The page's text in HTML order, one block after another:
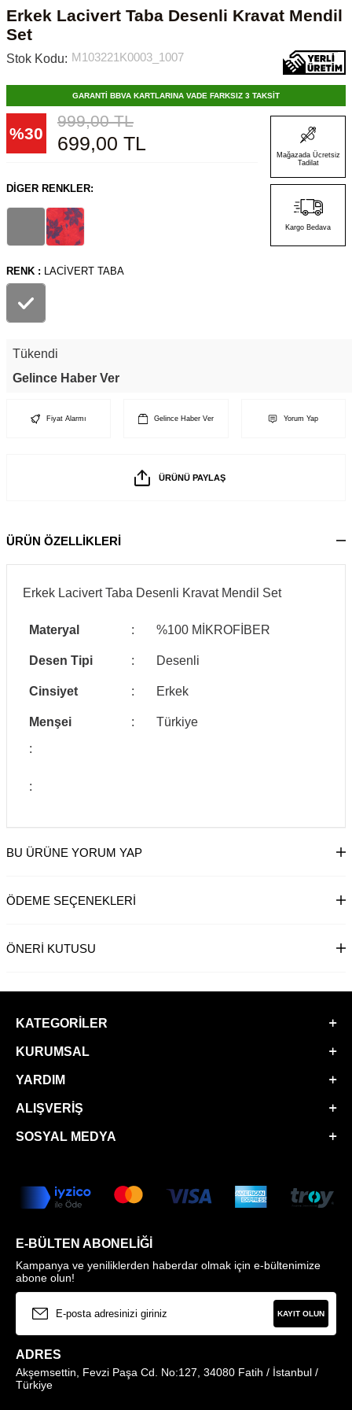
Erkek Lacivert Taba Desenli Kravat Mendil
Set
Stok Kodu: M103221K0003_1007
GARANTİ BBVA KARTLARINA VADE FARKSIZ 3 TAKSİT
%30
999,00TL
699,00 TL
DIGER RENKLER:
Mağazada Ücretsiz
Tadilat
Kargo Bedava
RENK : LACIVERT TABA
Tükendi
Gelince Haber Ver
Fiyat Alarmı Gelince Haber Ver Yorum Yap
ÜRÜNÜ PAYLAŞ
ÜRÜN ÖZELLİKLERİ
Erkek Lacivert Taba Desenli Kravat Mendil Set
Materyal : %100 MİKROFİBER
Desen Tipi : Desenli
Cinsiyet : Erkek
Menşei :
Türkiye
:
:
BU ÜRÜNE YORUM YAP
ÖDEME SEÇENEKLERI
ÖNERI KUTUSU
KATEGORILER
KURUMSAL
YARDIM
ALIŞVERIŞ
SOSYAL MEDYA
E-BÜLTEN ABONELIĞI
Kampanya ve yeniliklerden haberdar olmak için e-bültenimize
abone olun!
KAYIT OLUN
ADRES
Akşemsettin, Fevzi Paşa Cd. No:127, 34080 Fatih / İstanbul /
Türkiye